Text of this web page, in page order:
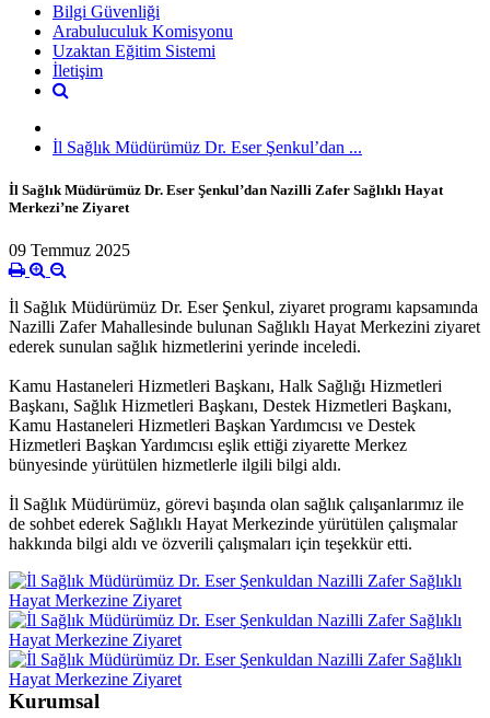
Bilgi Güvenliği
Arabuluculuk Komisyonu
Uzaktan Eğitim Sistemi
İletişim
İl Sağlık Müdürümüz Dr. Eser Şenkul’dan ...
İl Sağlık Müdürümüz Dr. Eser Şenkul’dan Nazilli Zafer Sağlıklı Hayat
Merkezi’ne Ziyaret
09 Temmuz 2025
İl Sağlık Müdürümüz Dr. Eser Şenkul, ziyaret programı kapsamında
Nazilli Zafer Mahallesinde bulunan Sağlıklı Hayat Merkezini ziyaret
ederek sunulan sağlık hizmetlerini yerinde inceledi.
Kamu Hastaneleri Hizmetleri Başkanı, Halk Sağlığı Hizmetleri
Başkanı, Sağlık Hizmetleri Başkanı, Destek Hizmetleri Başkanı,
Kamu Hastaneleri Hizmetleri Başkan Yardımcısı ve Destek
Hizmetleri Başkan Yardımcısı eşlik ettiği ziyarette Merkez
bünyesinde yürütülen hizmetlerle ilgili bilgi aldı.
İl Sağlık Müdürümüz, görevi başında olan sağlık çalışanlarımız ile
de sohbet ederek Sağlıklı Hayat Merkezinde yürütülen çalışmalar
hakkında bilgi aldı ve özverili çalışmaları için teşekkür etti.
Kurumsal